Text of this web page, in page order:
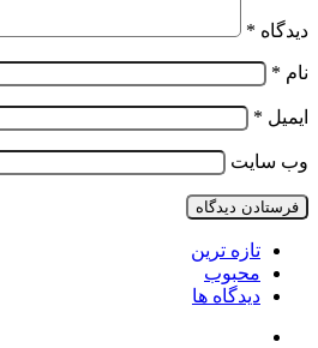
دیدگاه *
نام *
ایمیل *
وب‌ سایت
تازه ترین
محبوب
دیدگاه ها